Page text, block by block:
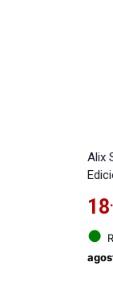
Alix
18
●